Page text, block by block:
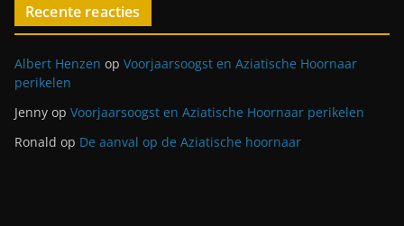
Recente reacties
Albert Henzen op Voorjaarsoogst en Aziatische Hoornaar
perikelen
Jenny op Voorjaarsoogst en Aziatische Hoornaar perikelen
Ronald op De aanval op de Aziatische hoornaar